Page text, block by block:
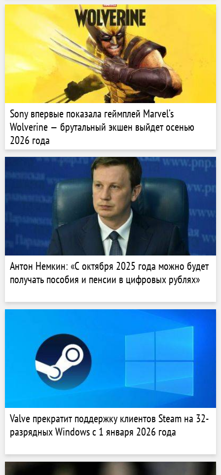
Sony впервые показала геймплей Marvel’s
Wolverine — брутальный экшен выйдет осенью
2026 года
Антон Немкин: «С октября 2025 года можно будет
получать пособия и пенсии в цифровых рублях»
Valve прекратит поддержку клиентов Steam на 32-
разрядных Windows с 1 января 2026 года